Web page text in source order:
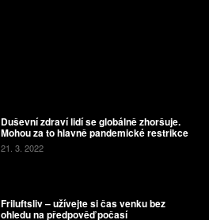
Duševní zdraví lidí se globálně zhoršuje.
Mohou za to hlavně pandemické restrikce
21. 3. 2022
Friluftsliv – užívejte si čas venku bez
ohledu na předpověď počasí